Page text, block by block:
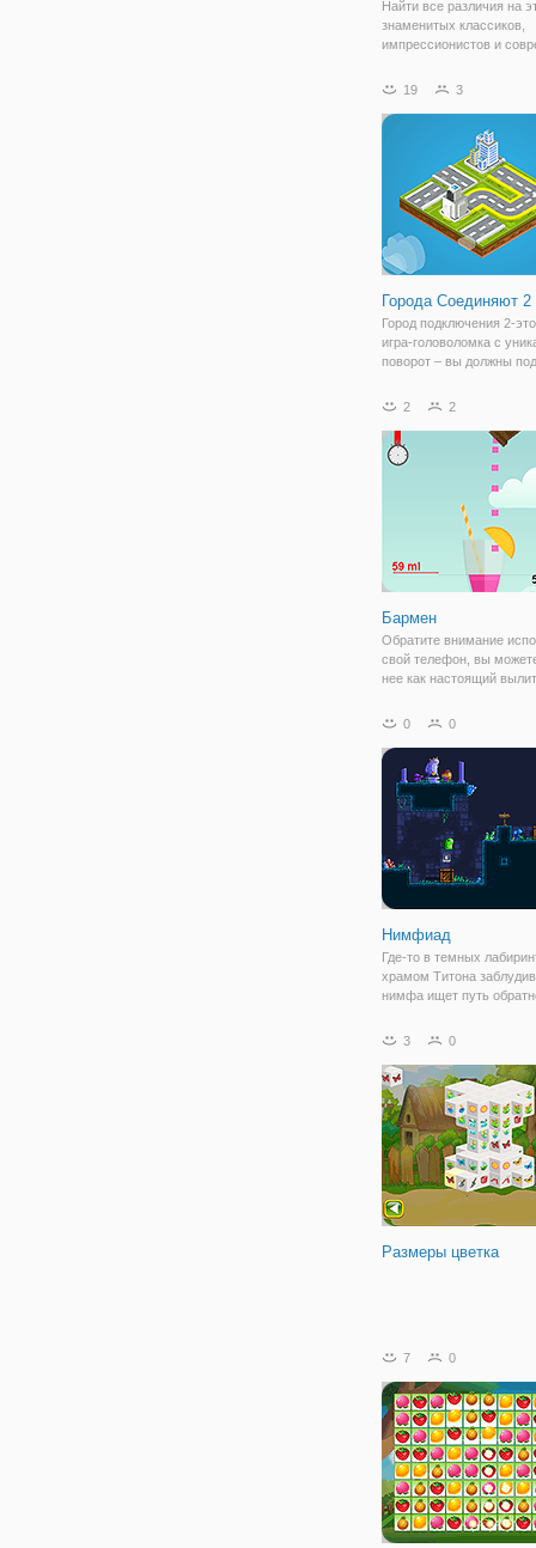
Найти все различия на
знаменитых классиков,
импрессионистов и
19
3
Города Соединяют 2
Город подключения 2-
игра-головоломка с
поворот – вы должны
город, вращая ряд
сложности, начиная от
легких до
2 2
Бармен
Обратите внимание
свой телефон, вы
нее как настоящий
Эта игра будет
постарайтесь увидеть,
очков вы
0 0
Нимфиад
Где-то в темных
храмом Титона
нимфа ищет путь
путешествие не будет
выбранный путь верен в
проклятом месте.
3 0
Размеры цветка
7 0